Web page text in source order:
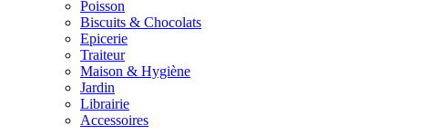
Poisson
Biscuits & Chocolats
Epicerie
Traiteur
Maison & Hygiène
Jardin
Librairie
Accessoires